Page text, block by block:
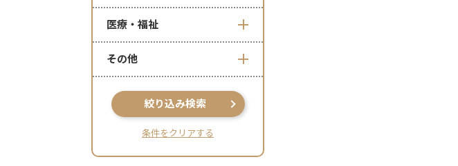
医療・福祉
その他
絞り込み検索
条件をクリアする